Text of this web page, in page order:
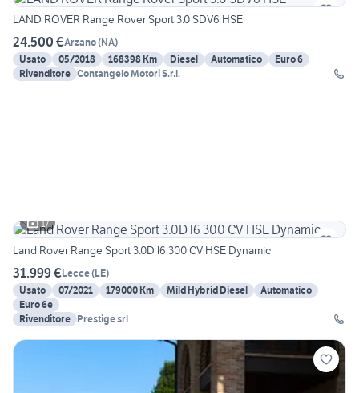
LAND ROVER Range Rover Sport 3.0 SDV6 HSE
24.500 €Arzano(NA)
Usato
05/2018 168398 Km Diesel Automatico
Euro 6
Rivenditore Contangelo Motori S.r.l.
17
Land Rover Range Sport 3.0D l6 300 CV HSE Dynamic
31.999 €Lecce(LE)
Usato
07/2021 179000 Km Mild Hybrid Diesel
Automatico
Euro 6e
Rivenditore Prestige srl